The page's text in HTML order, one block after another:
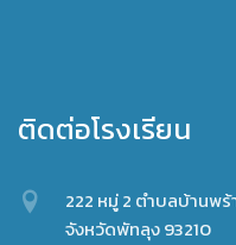
ติดต่อโรงเรียน
222 หมู่ 2 ตำบลบ้านพ
จังหวัดพัทลุง 93210